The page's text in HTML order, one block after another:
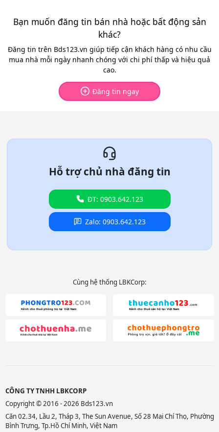
Bạn muốn đăng tin bán nhà hoặc bất động sản
khác?
Đăng tin trên Bds123.vn giúp tiếp cận khách hàng có nhu cầu
mua nhà mỗi ngày nhanh chóng với chi phí thấp và hiệu quả
cao.
Đăng tin ngay
Hỗ trợ chủ nhà đăng tin
ĐT: 0903.642.123
Zalo: 0903.642.123
Cùng hệ thống LBKCorp:
CÔNG TY TNHH LBKCORP
Copyright © 2016 - 2026 Bds123.vn
Căn 02.34, Lầu 2, Tháp 3, The Sun Avenue, Số 28 Mai Chí Thọ, Phường
Bình Trưng, Tp.Hồ Chí Minh, Việt Nam